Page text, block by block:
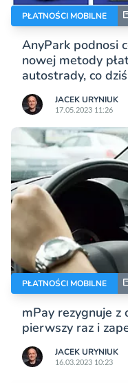
PŁATNOŚCI MOBILNE
AnyPark podnosi
nowej metody
autostrady, co
JACEK URYNIUK
17.05.2023 11:26
PŁATNOŚCI MOBILNE
mPay rezygnuje z
pierwszy raz i
JACEK URYNIUK
16.03.2023 10:23